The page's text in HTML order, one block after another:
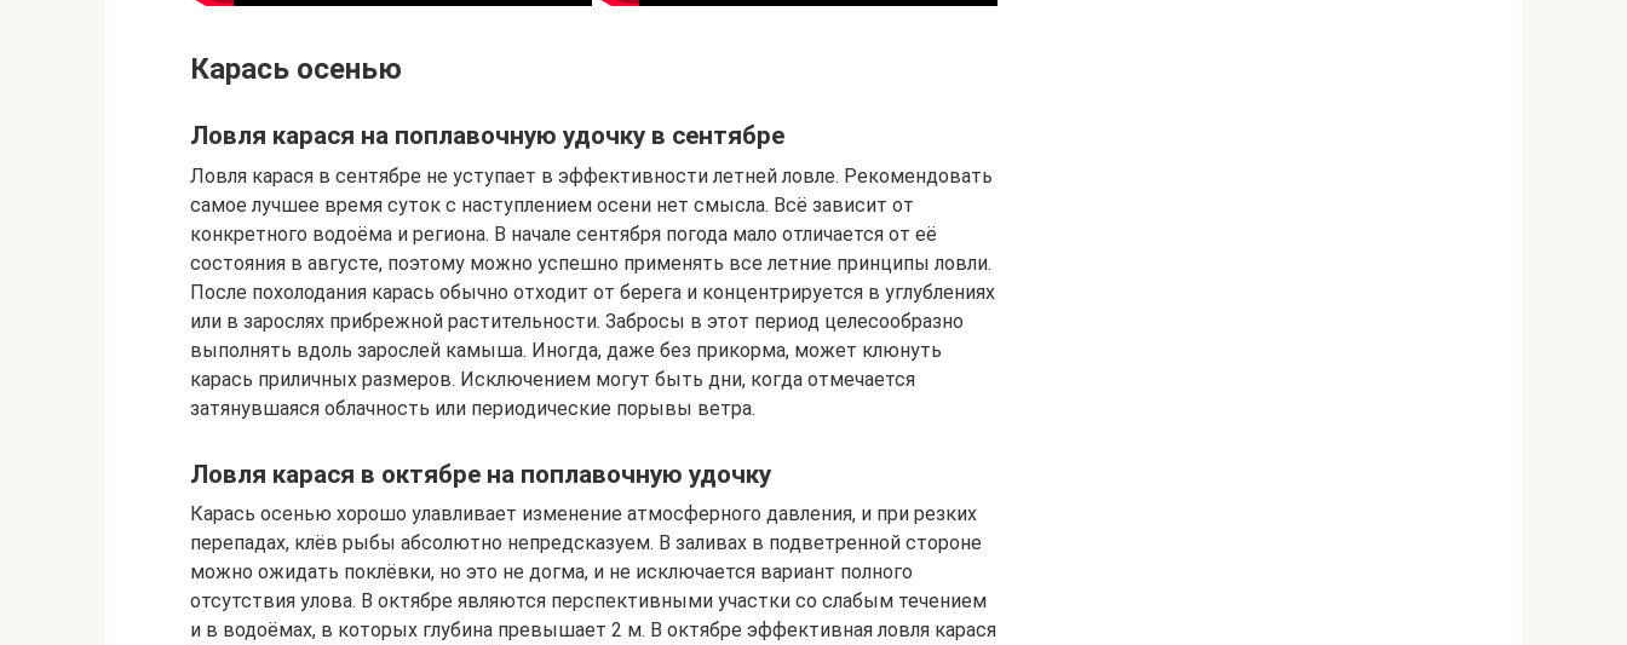
Карась осенью
Ловля карася на поплавочную удочку в сентябре
Ловля карася в сентябре не уступает в эффективности летней ловле. Рекомендовать
самое лучшее время суток с наступлением осени нет смысла. Всё зависит от
конкретного водоёма и региона. В начале сентября погода мало отличается от её
состояния в августе, поэтому можно успешно применять все летние принципы ловли.
После похолодания карась обычно отходит от берега и концентрируется в углублениях
или в зарослях прибрежной растительности. Забросы в этот период целесообразно
выполнять вдоль зарослей камыша. Иногда, даже без прикорма, может клюнуть
карась приличных размеров. Исключением могут быть дни, когда отмечается
затянувшаяся облачность или периодические порывы ветра.
Ловля карася в октябре на поплавочную удочку
Карась осенью хорошо улавливает изменение атмосферного давления, и при резких
перепадах, клёв рыбы абсолютно непредсказуем. В заливах в подветренной стороне
можно ожидать поклёвки, но это не догма, и не исключается вариант полного
отсутствия улова. В октябре являются перспективными участки со слабым течением
и в водоёмах, в которых глубина превышает 2 м. В октябре эффективная ловля карася